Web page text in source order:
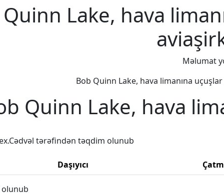
Lake, hava
Məlumat
Bob Quinn Lake, hava limanına
Quinn Lake, hava
tərəfindən təqdim olunub
Daşıyıcı
olunub